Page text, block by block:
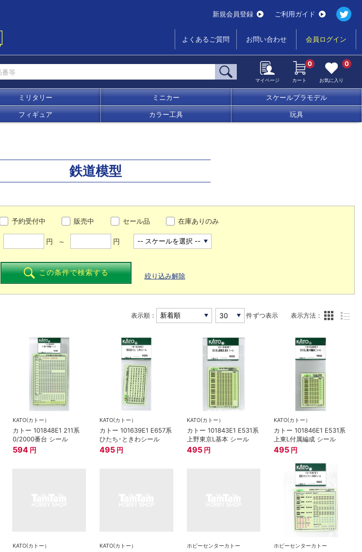
新規会員登録 ご利用ガイド
よくあるご質問 お問い合わせ 会員ログイン
マイページ カート
0
お気に入り
0
ミリタリー ミニカー スケールプラモデル
フィギュア カラー工具 玩具
鉄道模型
予約受付中 販売中 セール品 在庫ありのみ
円 ～ 円
この条件で検索する 絞り込み解除
表示順： 件ずつ表示 表示方法：
KATO(カトー）
カトー 101848E1 211系
0/2000番台 シール
594 円
KATO(カトー）
カトー 101639E1 E657系
ひたち･ときわシール
495 円
KATO(カトー）
カトー 101843E1 E531系
上野東京L基本 シール
495 円
KATO(カトー）
カトー 101846E1 E531系
上東L付属編成 シール
495 円
KATO(カトー） KATO(カトー） ホビーセンターカトー ホビーセンターカトー